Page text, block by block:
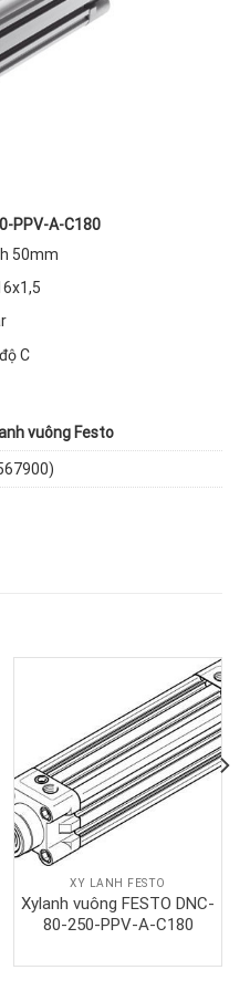
PPV-A-C180
50mm
C
vuông Festo
XY LANH FESTO
Xylanh vuông FESTO DNC-
80-250-PPV-A-C180